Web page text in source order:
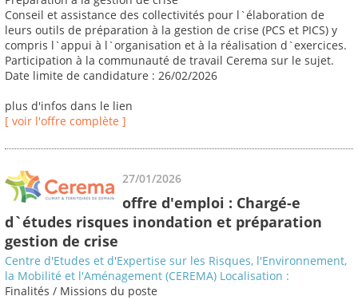
Conseil et assistance des collectivités pour l`élaboration de
leurs outils de préparation à la gestion de crise (PCS et PICS) y
compris l`appui à l`organisation et à la réalisation d`exercices.
Participation à la communauté de travail Cerema sur le sujet.
Date limite de candidature : 26/02/2026
plus d'infos dans le lien
[ voir l'offre complète ]
27/01/2026
offre d'emploi : Chargé-e
d`études risques inondation et préparation
gestion de crise
Centre d'Etudes et d'Expertise sur les Risques, l'Environnement,
la Mobilité et l'Aménagement (CEREMA) Localisation :
Finalités / Missions du poste